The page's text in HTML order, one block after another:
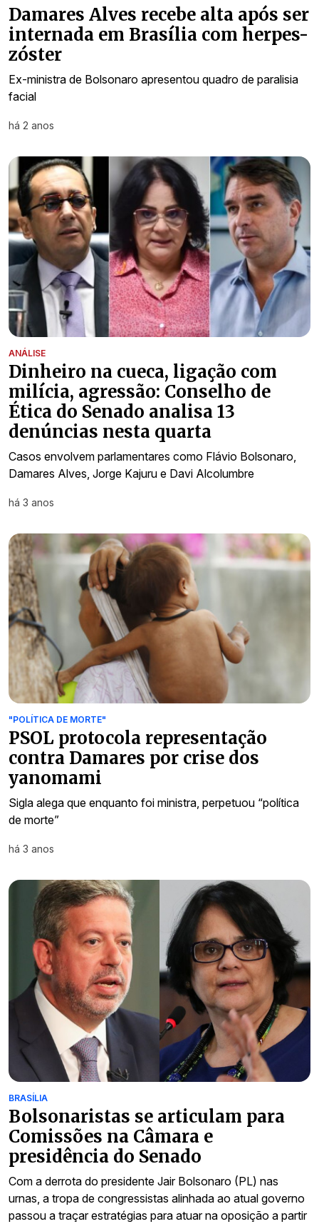
Damares Alves recebe alta após ser
internada em Brasília com herpes-
zóster
Ex-ministra de Bolsonaro apresentou quadro de paralisia
facial
há 2 anos
ANÁLISE
Dinheiro na cueca, ligação com
milícia, agressão: Conselho de
Ética do Senado analisa 13
denúncias nesta quarta
Casos envolvem parlamentares como Flávio Bolsonaro,
Damares Alves, Jorge Kajuru e Davi Alcolumbre
há 3 anos
"POLÍTICA DE MORTE"
PSOL protocola representação
contra Damares por crise dos
yanomami
Sigla alega que enquanto foi ministra, perpetuou “política
de morte”
há 3 anos
BRASÍLIA
Bolsonaristas se articulam para
Comissões na Câmara e
presidência do Senado
Com a derrota do presidente Jair Bolsonaro (PL) nas
urnas, a tropa de congressistas alinhada ao atual governo
passou a traçar estratégias para atuar na oposição a partir